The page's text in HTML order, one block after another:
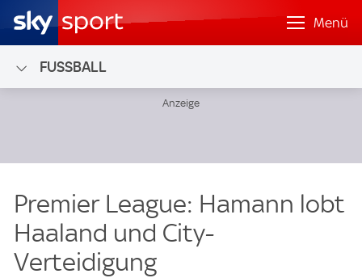
Menü
FUSSBALL
Premier League: Hamann lobt
Haaland und City-
Verteidigung